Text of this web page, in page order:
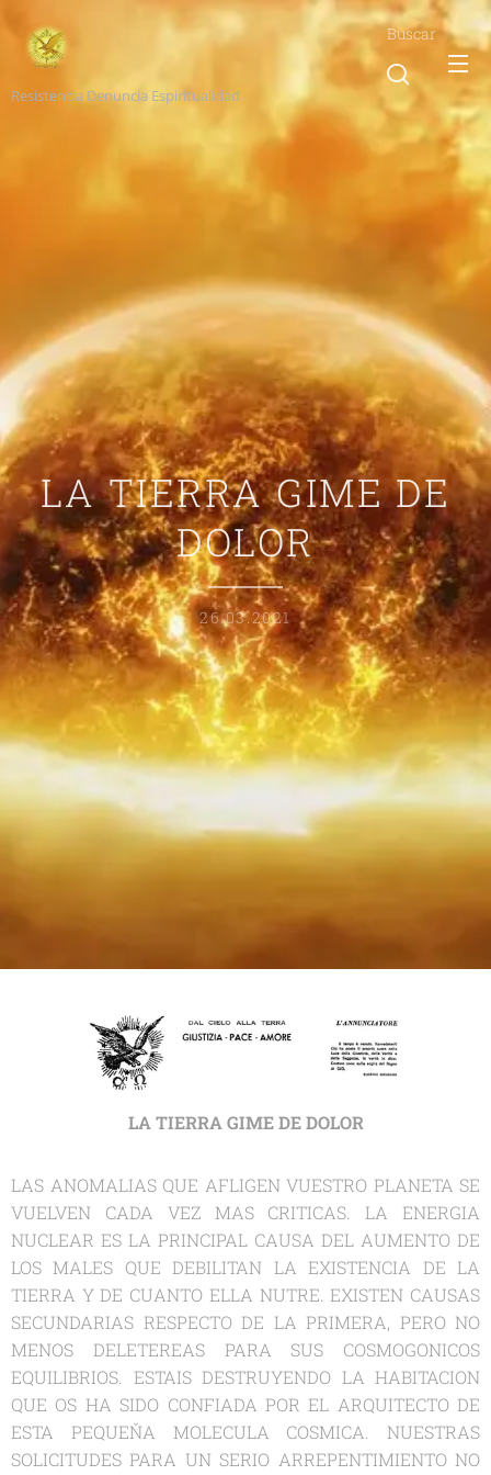
Resistencia Denuncia Espiritualidad
Buscar
LA TIERRA GIME DE
DOLOR
26.03.2021
LA TIERRA GIME DE DOLOR
LAS ANOMALIAS QUE AFLIGEN VUESTRO PLANETA SE
VUELVEN CADA VEZ MAS CRITICAS. LA ENERGIA
NUCLEAR ES LA PRINCIPAL CAUSA DEL AUMENTO DE
LOS MALES QUE DEBILITAN LA EXISTENCIA DE LA
TIERRA Y DE CUANTO ELLA NUTRE. EXISTEN CAUSAS
SECUNDARIAS RESPECTO DE LA PRIMERA, PERO NO
MENOS DELETEREAS PARA SUS COSMOGONICOS
EQUILIBRIOS. ESTAIS DESTRUYENDO LA HABITACION
QUE OS HA SIDO CONFIADA POR EL ARQUITECTO DE
ESTA PEQUEŇA MOLECULA COSMICA. NUESTRAS
SOLICITUDES PARA UN SERIO ARREPENTIMIENTO NO